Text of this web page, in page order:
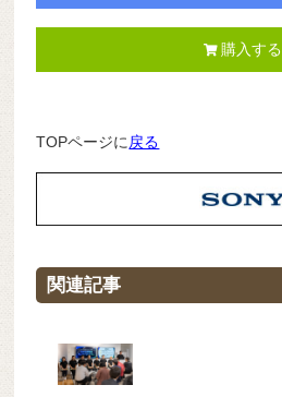
購入する
TOPページに戻る
関連記事